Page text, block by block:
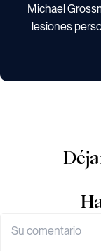
Michael
lesiones